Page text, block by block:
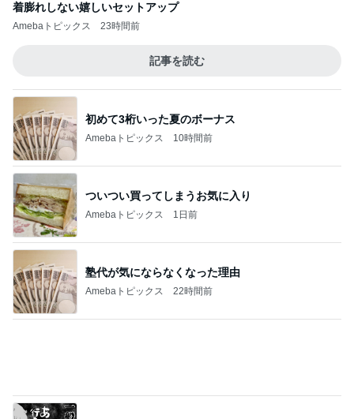
着膨れしない嬉しいセットアップ
Amebaトピックス 23時間前
記事を読む
初めて3桁いった夏のボーナス
Amebaトピックス 10時間前
ついつい買ってしまうお気に入り
Amebaトピックス 1日前
塾代が気にならなくなった理由
Amebaトピックス 22時間前